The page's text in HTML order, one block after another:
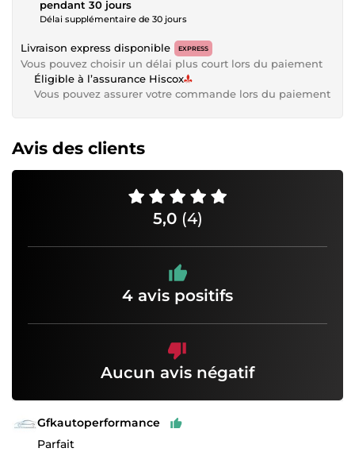
pendant 30 jours
Délai supplémentaire de 30 jours
Livraison express disponible EXPRESS
Vous pouvez choisir un délai plus court lors du paiement
Éligible à l’assurance Hiscox
Vous pouvez assurer votre commande lors du paiement
Avis des clients
5,0 (4)
4 avis positifs
Aucun avis négatif
Gfkautoperformance
Parfait